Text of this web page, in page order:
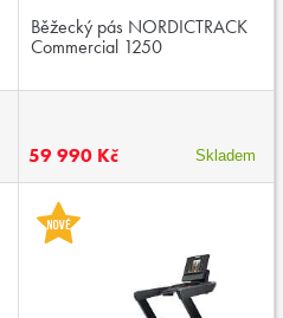
Běžecký pás NORDICTRACK
Commercial 1250
59 990 Kč Skladem